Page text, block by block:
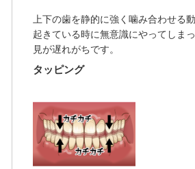
上下の歯を静的に強く噛み合わせる
起きている時に無意識にやってしま
見が遅れがちです。
タッピング